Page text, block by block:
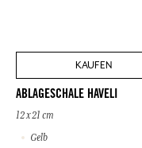
KAUFEN
ABLAGESCHALE HAVELI
12 x 21 cm
Gelb